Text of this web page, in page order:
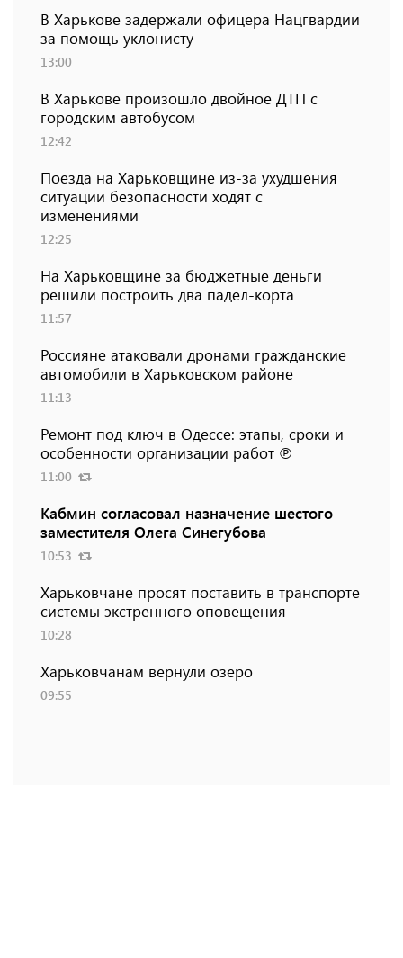
В Харькове задержали офицера Нацгвардии
за помощь уклонисту
13:00
В Харькове произошло двойное ДТП с
городским автобусом
12:42
Поезда на Харьковщине из-за ухудшения
ситуации безопасности ходят с
изменениями
12:25
На Харьковщине за бюджетные деньги
решили построить два падел-корта
11:57
Россияне атаковали дронами гражданские
автомобили в Харьковском районе
11:13
Ремонт под ключ в Одессе: этапы, сроки и
особенности организации работ ℗
11:00
Кабмин согласовал назначение шестого
заместителя Олега Синегубова
10:53
Харьковчане просят поставить в транспорте
системы экстренного оповещения
10:28
Харьковчанам вернули озеро
09:55